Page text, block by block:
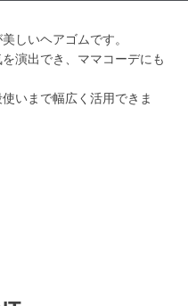
しいヘアゴムです。
演出でき、ママコーデにも
いまで幅広く活用できま